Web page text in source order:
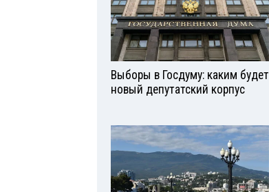
Выборы в Госдуму: каким будет
новый депутатский корпус